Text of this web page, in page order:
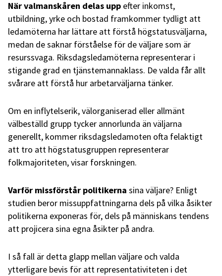
När valmanskåren delas upp efter inkomst,
utbildning, yrke och bostad framkommer tydligt att
ledamöterna har lättare att förstå högstatusväljarna,
medan de saknar förståelse för de väljare som är
resurssvaga. Riksdagsledamöterna representerar i
stigande grad en tjänstemannaklass. De valda får allt
svårare att förstå hur arbetarväljarna tänker.
Om en inflytelserik, välorganiserad eller allmänt
välbeställd grupp tycker annorlunda än väljarna
generellt, kommer riksdagsledamoten ofta felaktigt
att tro att högstatusgruppen representerar
folkmajoriteten, visar forskningen.
Varför missförstår politikerna sina väljare? Enligt
studien beror missuppfattningarna dels på vilka åsikter
politikerna exponeras för, dels på människans tendens
att projicera sina egna åsikter på andra.
I så fall är detta glapp mellan väljare och valda
ytterligare bevis för att representativiteten i det